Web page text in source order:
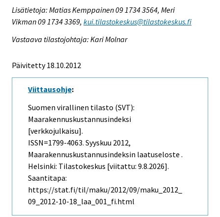
Lisätietoja: Matias Kemppainen 09 1734 3564, Meri
Vikman 09 1734 3369, kui.tilastokeskus@tilastokeskus.fi
Vastaava tilastojohtaja: Kari Molnar
Päivitetty 18.10.2012
Viittausohje:
Suomen virallinen tilasto (SVT):
Maarakennuskustannusindeksi
[verkkojulkaisu].
ISSN=1799-4063. Syyskuu 2012,
Maarakennuskustannusindeksin laatuseloste .
Helsinki: Tilastokeskus [viitattu: 9.8.2026].
Saantitapa:
https://stat.fi/til/maku/2012/09/maku_2012_
09_2012-10-18_laa_001_fi.html